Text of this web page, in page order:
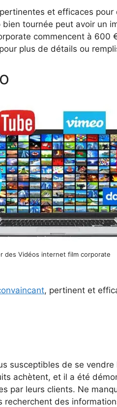
et efficaces
tournée peut avoir un
commencent à 600
plus de détails ou
des Vidéos internet film corporate
, pertinent et
susceptibles de se
achètent, et il a été
par leurs clients. Ne
recherchent des